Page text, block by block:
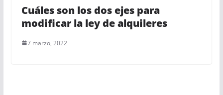
Cuáles son los dos ejes para
modificar la ley de alquileres
7 marzo, 2022